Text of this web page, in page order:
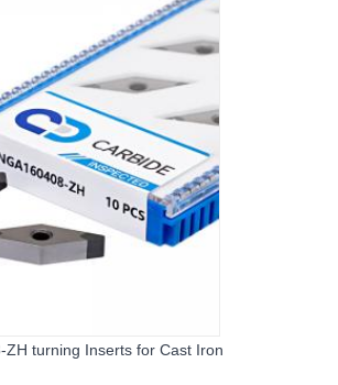
ZH turning Inserts for Cast Iron